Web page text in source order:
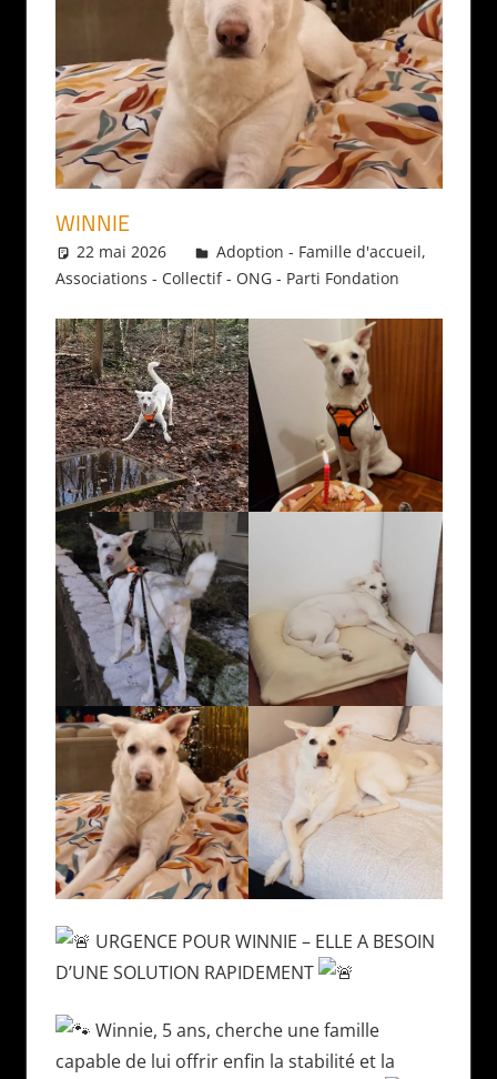
WINNIE
22 mai 2026 Daniel
Adoption - Famille d'accueil,
Associations - Collectif - ONG - Parti Fondation
URGENCE POUR WINNIE – ELLE A BESOIN
D’UNE SOLUTION RAPIDEMENT
Winnie, 5 ans, cherche une famille
capable de lui offrir enfin la stabilité et la